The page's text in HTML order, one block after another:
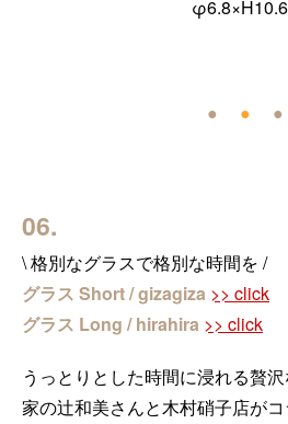
● ● ●
06.
\ 格別なグラスで格別な時間を /
グラス Short / gizagiza >> click
グラス Long / hirahira >> click
うっとりとした時間に浸れる贅
家の辻和美さんと木村硝子店が